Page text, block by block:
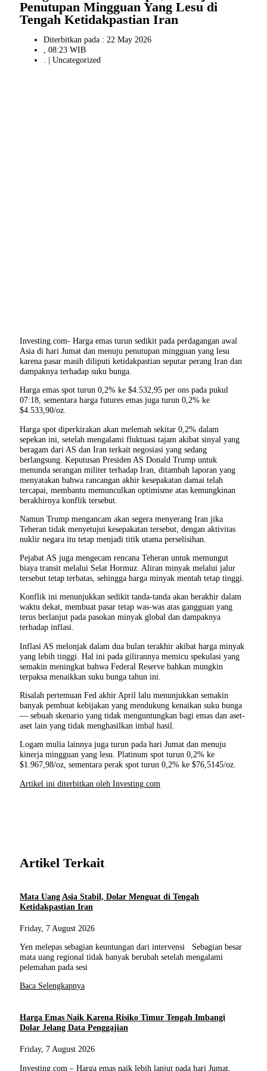
Penutupan Mingguan Yang Lesu di
Tengah Ketidakpastian Iran
Diterbitkan pada : 22 May 2026
, 08:23 WIB
. | Uncategorized
Investing.com- Harga emas turun sedikit pada perdagangan awal
Asia di hari Jumat dan menuju penutupan mingguan yang lesu
karena pasar masih diliputi ketidakpastian seputar perang Iran dan
dampaknya terhadap suku bunga.
Harga emas spot turun 0,2% ke $4.532,95 per ons pada pukul
07:18, sementara harga futures emas juga turun 0,2% ke
$4.533,90/oz.
Harga spot diperkirakan akan melemah sekitar 0,2% dalam
sepekan ini, setelah mengalami fluktuasi tajam akibat sinyal yang
beragam dari AS dan Iran terkait negosiasi yang sedang
berlangsung. Keputusan Presiden AS Donald Trump untuk
menunda serangan militer terhadap Iran, ditambah laporan yang
menyatakan bahwa rancangan akhir kesepakatan damai telah
tercapai, membantu memunculkan optimisme atas kemungkinan
berakhirnya konflik tersebut.
Namun Trump mengancam akan segera menyerang Iran jika
Teheran tidak menyetujui kesepakatan tersebut, dengan aktivitas
nuklir negara itu tetap menjadi titik utama perselisihan.
Pejabat AS juga mengecam rencana Teheran untuk memungut
biaya transit melalui Selat Hormuz. Aliran minyak melalui jalur
tersebut tetap terbatas, sehingga harga minyak mentah tetap tinggi.
Konflik ini menunjukkan sedikit tanda-tanda akan berakhir dalam
waktu dekat, membuat pasar tetap was-was atas gangguan yang
terus berlanjut pada pasokan minyak global dan dampaknya
terhadap inflasi.
Inflasi AS melonjak dalam dua bulan terakhir akibat harga minyak
yang lebih tinggi. Hal ini pada gilirannya memicu spekulasi yang
semakin meningkat bahwa Federal Reserve bahkan mungkin
terpaksa menaikkan suku bunga tahun ini.
Risalah pertemuan Fed akhir April lalu menunjukkan semakin
banyak pembuat kebijakan yang mendukung kenaikan suku bunga
— sebuah skenario yang tidak menguntungkan bagi emas dan aset-
aset lain yang tidak menghasilkan imbal hasil.
Logam mulia lainnya juga turun pada hari Jumat dan menuju
kinerja mingguan yang lesu. Platinum spot turun 0,2% ke
$1.967,98/oz, sementara perak spot turun 0,2% ke $76,5145/oz.
Artikel ini diterbitkan oleh Investing.com
Artikel Terkait
Mata Uang Asia Stabil, Dolar Menguat di Tengah
Ketidakpastian Iran
Friday, 7 August 2026
Yen melepas sebagian keuntungan dari intervensi Sebagian besar
mata uang regional tidak banyak berubah setelah mengalami
pelemahan pada sesi
Baca Selengkapnya
Harga Emas Naik Karena Risiko Timur Tengah Imbangi
Dolar Jelang Data Penggajian
Friday, 7 August 2026
Investing.com – Harga emas naik lebih lanjut pada hari Jumat,